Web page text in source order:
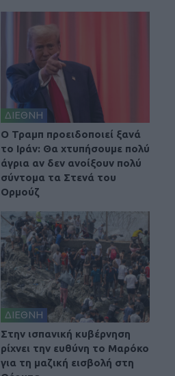
ΔΙΕΘΝΗ
O Τραμπ προειδοποιεί ξανά
το Ιράν: Θα χτυπήσουμε πολύ
άγρια αν δεν ανοίξουν πολύ
σύντομα τα Στενά του
Ορμούζ
ΔΙΕΘΝΗ
Στην ισπανική κυβέρνηση
ρίχνει την ευθύνη το Μαρόκο
για τη μαζική εισβολή στη